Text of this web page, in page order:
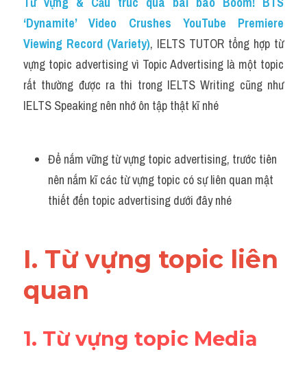
Grammar
Collocation
Cách paraphrase
Part 2
Verb
Cấu trúc câu
Report đề thi thật IELTS GENERAL
Đề thi thật Task 1
Cách dùng từ
‘Dynamite’ Video Crushes YouTube Premiere
Viewing Record (Variety), IELTS TUTOR tổng hợp từ
vựng topic advertising vì Topic Advertising là một topic
rất thường được ra thi trong IELTS Writing cũng như
IELTS Speaking nên nhớ ôn tập thật kĩ nhé
Để nắm vững từ vựng topic advertising, trước tiên
nên nắm kĩ các từ vựng topic có sự liên quan mật
thiết đến topic advertising dưới đây nhé
I. Từ vựng topic liên
quan
1. Từ vựng topic Media